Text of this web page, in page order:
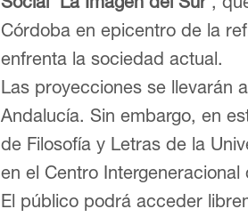
Córdoba en epicentro de la
enfrenta la sociedad actual.
Las proyecciones se llevarán
Andalucía. Sin embargo, en
de Filosofía y Letras de la
en el Centro
El público podrá acceder